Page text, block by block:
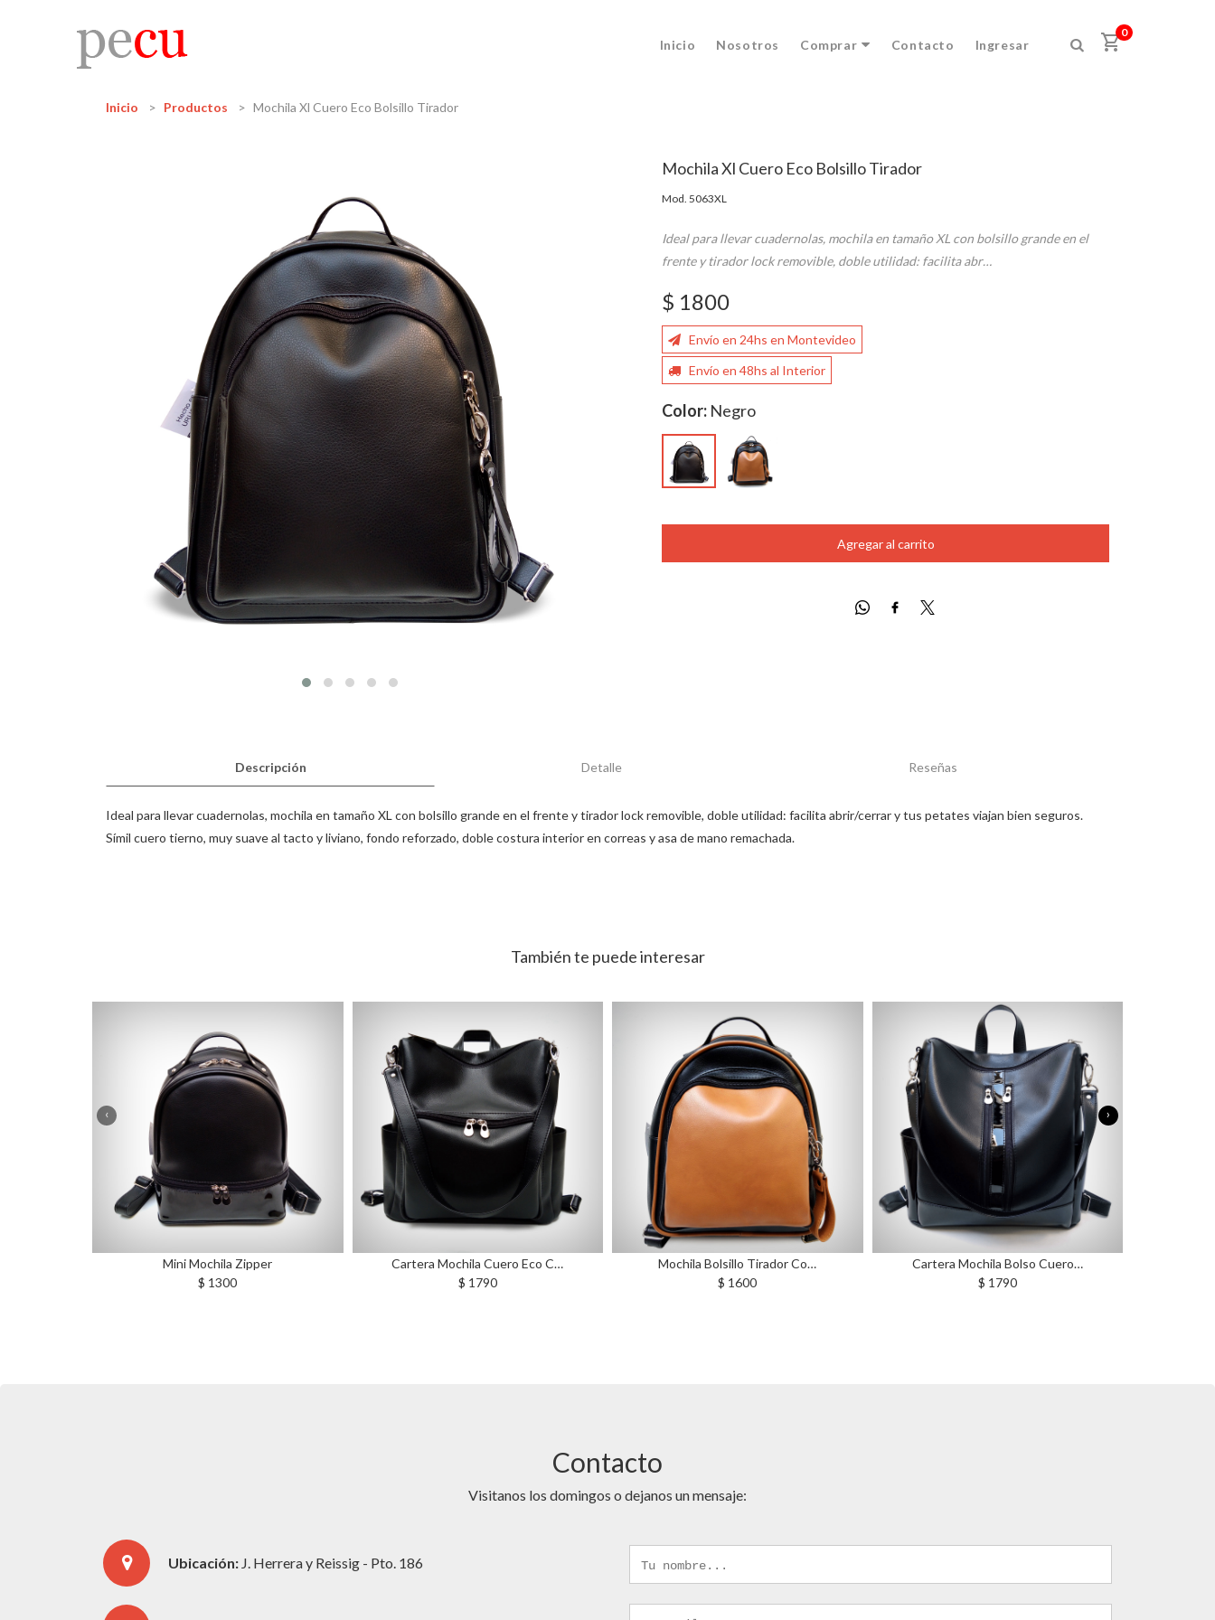
Inicio Nosotros Comprar Contacto Ingresar shopping_cart0
Inicio Productos Mochila Xl Cuero Eco Bolsillo Tirador
Mochila Xl Cuero Eco Bolsillo Tirador
Mod. 5063XL
Ideal para llevar cuadernolas, mochila en tamaño XL con bolsillo grande en el
frente y tirador lock removible, doble utilidad: facilita abr…
$ 1800
Envío en 24hs en Montevideo
Envío en 48hs al Interior
Color: Negro
Agregar al carrito
Descripción Detalle Reseñas
Ideal para llevar cuadernolas, mochila en tamaño XL con bolsillo grande en el frente y tirador lock removible, doble utilidad: facilita abrir/cerrar y tus petates viajan bien seguros.
Símil cuero tierno, muy suave al tacto y liviano, fondo reforzado, doble costura interior en correas y asa de mano remachada.
También te puede interesar
Cartera Mochila Cuero Eco C…
Mochila Bolsillo Tirador Co…
Cartera Mochila Bolso Cuero…
Cartera Mochila Bolso Cuero…
‹ ›
Contacto
Visitanos los domingos o dejanos un mensaje:
Ubicación: J. Herrera y Reissig - Pto. 186